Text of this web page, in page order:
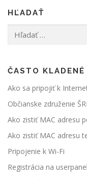
HĽADAŤ
ČASTO
Ako sa pripojiť k
Občianske združenie
Ako zistiť MAC adresu
Ako zistiť MAC adresu
Pripojenie k Wi-Fi
Registrácia na userpanel